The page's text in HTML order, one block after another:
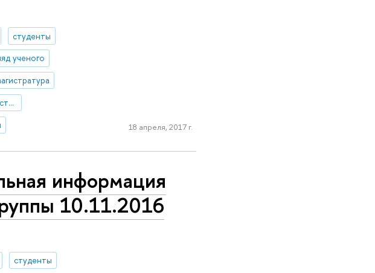
студенты
ученого
высокотехнологичное производство
18 апреля, 2017 г.
информация
10.11.2016
студенты